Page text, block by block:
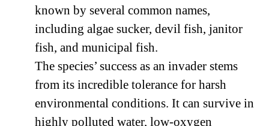
known by several common names,
including algae sucker, devil fish, janitor
fish, and municipal fish.
The species’ success as an invader stems
from its incredible tolerance for harsh
environmental conditions. It can survive in
highly polluted water, low-oxygen